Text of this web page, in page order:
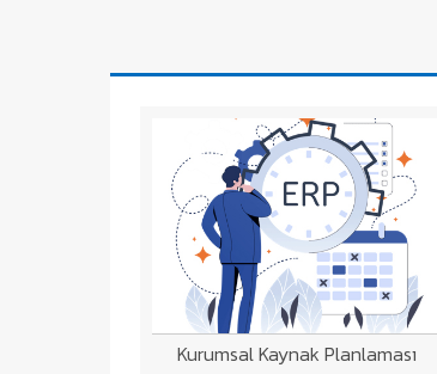
Kurumsal Kaynak Planlaması